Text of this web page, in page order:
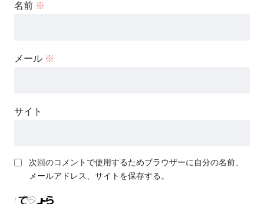
名前 ※
メール ※
サイト
次回のコメントで使用するためブラウザーに自分の名前、
メールアドレス、サイトを保存する。